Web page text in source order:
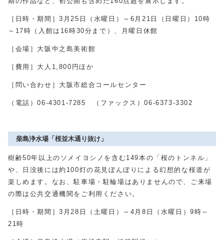
［日時・期間］3 月25 日（水曜日）～ 6 月21 日（日曜日） 10 時
～ 17 時（入館は 16 時30分まで）、月曜日休館
［会場］大阪中之島美術館
［費用］大人 1,800 円ほか
［問い合わせ］大阪市総合コールセンター
（電話）06-4301-7285 （ファックス）06-6373-3302
柴島浄水場「桜並木通り抜け」
樹齢50年以上のソメイヨシノを含む 149本の「桜のトンネル」
や、日没後には約 100灯の花見ぼんぼりによる幻想的な桜道が
楽しめます。なお、駐車場・駐輪場はありませんので、ご来場
の際は公共交通機関をご利用ください。
［日時・期間］3 月28 日（土曜日）～ 4 月8 日（水曜日）9 時～
21時